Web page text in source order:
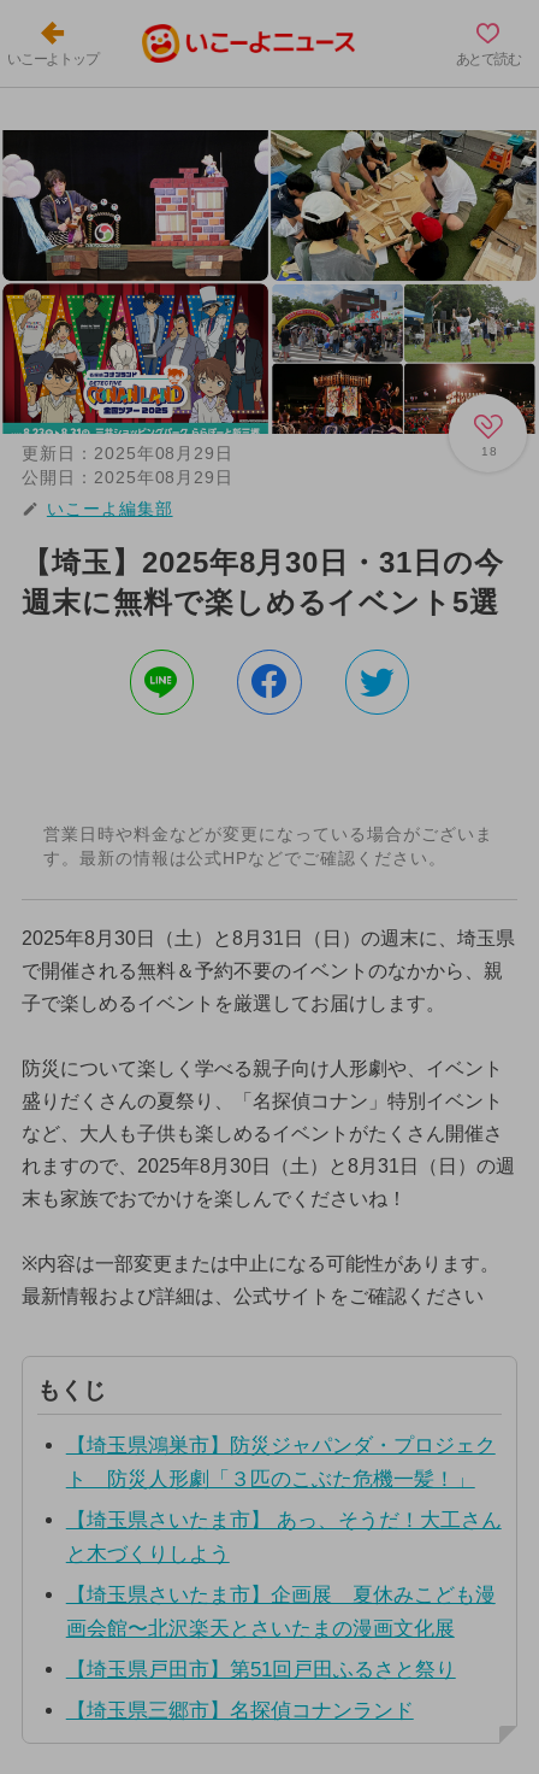
いこーよトップ あとで読む
18
更新日： 2025年08月29日
公開日： 2025年08月29日
いこーよ編集部
【埼玉】2025年8月30日・31日の今
週末に無料で楽しめるイベント5選
営業日時や料金などが変更になっている場合がございま
す。最新の情報は公式HPなどでご確認ください。
2025年8月30日（土）と8月31日（日）の週末に、埼玉県
で開催される無料＆予約不要のイベントのなかから、親
子で楽しめるイベントを厳選してお届けします。
防災について楽しく学べる親子向け人形劇や、イベント
盛りだくさんの夏祭り、「名探偵コナン」特別イベント
など、大人も子供も楽しめるイベントがたくさん開催さ
れますので、2025年8月30日（土）と8月31日（日）の週
末も家族でおでかけを楽しんでくださいね！
※内容は一部変更または中止になる可能性があります。
最新情報および詳細は、公式サイトをご確認ください
もくじ
【埼玉県鴻巣市】防災ジャパンダ・プロジェク
ト 防災人形劇「３匹のこぶた危機一髪！」
【埼玉県さいたま市】 あっ、そうだ！大工さん
と木づくりしよう
【埼玉県さいたま市】企画展 夏休みこども漫
画会館〜北沢楽天とさいたまの漫画文化展
【埼玉県戸田市】第51回戸田ふるさと祭り
【埼玉県三郷市】名探偵コナンランド